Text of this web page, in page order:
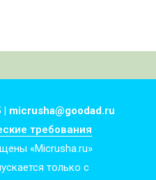
micrusha@goodad.ru
требования
«Micrusha.ru»
только с